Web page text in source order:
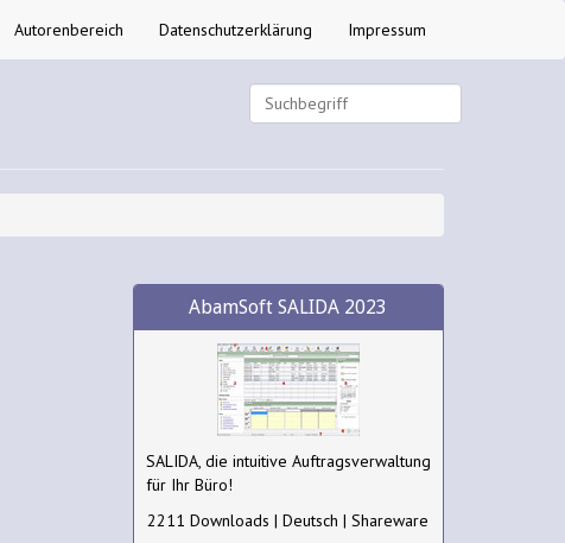
Autorenbereich Datenschutzerklärung Impressum
AbamSoft SALIDA 2023
SALIDA, die intuitive Auftragsverwaltung
für Ihr Büro!
2211 Downloads | Deutsch | Shareware